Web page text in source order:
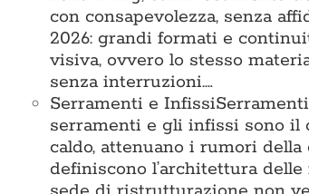
con consapevolezza, senza
2026: grandi formati e
visiva, ovvero lo stesso
senza interruzioni.…
Serramenti e Infissi
serramenti e gli infissi sono il
caldo, attenuano i rumori
definiscono l’architettura